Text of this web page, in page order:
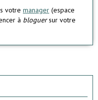
votre manager (espace
à bloguersur votre